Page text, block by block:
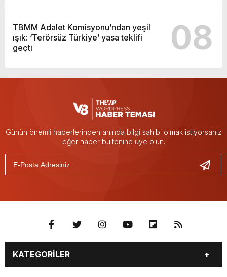
TBMM Adalet Komisyonu’ndan yeşil
ışık: ‘Terörsüz Türkiye’ yasa teklifi
geçti
08
Günün önemli haberlerinden anında bilgi sahibi olmak istiyorsanız
eğer haber bültenine üye olun.
KATEGORİLER